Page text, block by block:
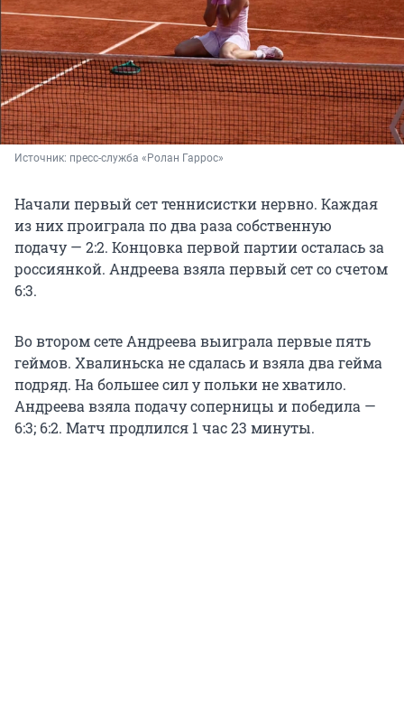
Источник: пресс-служба «Ролан Гаррос»
Начали первый сет теннисистки нервно. Каждая
из них проиграла по два раза собственную
подачу — 2:2. Концовка первой партии осталась за
россиянкой. Андреева взяла первый сет со счетом
6:3.
Во втором сете Андреева выиграла первые пять
геймов. Хвалиньска не сдалась и взяла два гейма
подряд. На большее сил у польки не хватило.
Андреева взяла подачу соперницы и победила —
6:3; 6:2. Матч продлился 1 час 23 минуты.